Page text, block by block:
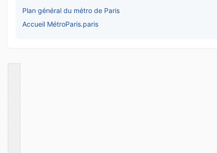
Plan général du métro de Paris
Accueil MétroParis.paris